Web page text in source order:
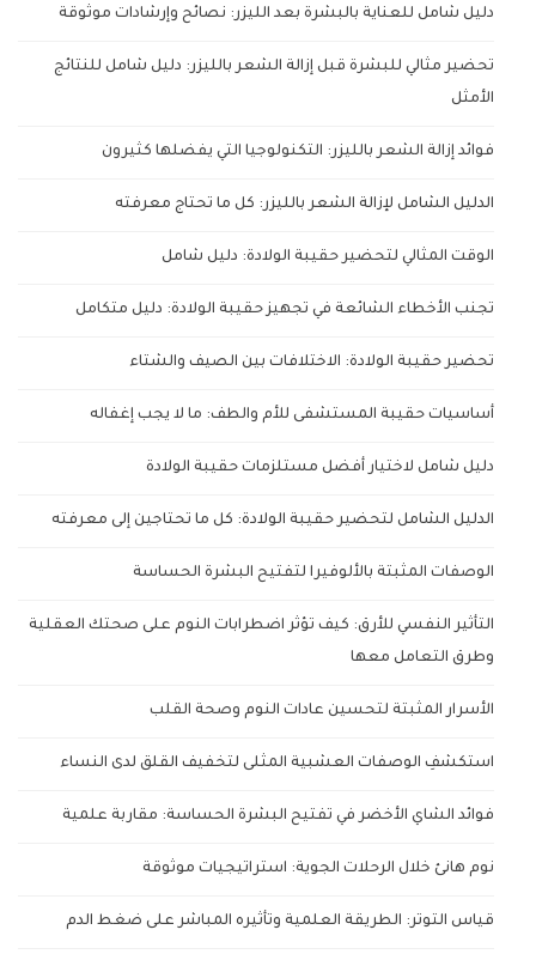
دليل شامل للعناية بالبشرة بعد الليزر: نصائح وإرشادات موثوقة
تحضير مثالي للبشرة قبل إزالة الشعر بالليزر: دليل شامل للنتائج
الأمثل
فوائد إزالة الشعر بالليزر: التكنولوجيا التي يفضلها كثيرون
الدليل الشامل لإزالة الشعر بالليزر: كل ما تحتاج معرفته
الوقت المثالي لتحضير حقيبة الولادة: دليل شامل
تجنب الأخطاء الشائعة في تجهيز حقيبة الولادة: دليل متكامل
تحضير حقيبة الولادة: الاختلافات بين الصيف والشتاء
أساسيات حقيبة المستشفى للأم والطف: ما لا يجب إغفاله
دليل شامل لاختيار أفضل مستلزمات حقيبة الولادة
الدليل الشامل لتحضير حقيبة الولادة: كل ما تحتاجين إلى معرفته
الوصفات المثبتة بالألوفيرا لتفتيح البشرة الحساسة
التأثير النفسي للأرق: كيف تؤثر اضطرابات النوم على صحتك العقلية
وطرق التعامل معها
الأسرار المثبتة لتحسين عادات النوم وصحة القلب
استكشفِ الوصفات العشبية المثلى لتخفيف القلق لدى النساء
فوائد الشاي الأخضر في تفتيح البشرة الحساسة: مقاربة علمية
نوم هانئ خلال الرحلات الجوية: استراتيجيات موثوقة
قياس التوتر: الطريقة العلمية وتأثيره المباشر على ضغط الدم